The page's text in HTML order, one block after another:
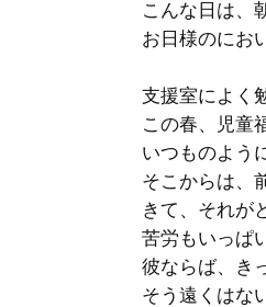
こんな日は、
お日様のにお
支援室によく
この春、児童
いつものよう
そこからは、
きて、それが
苦労もいっぱ
彼ならば、き
そう遠くはな